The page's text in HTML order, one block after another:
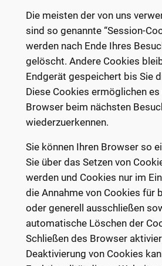
Die meisten der von uns
sind so genannte “Session-
werden nach Ende Ihres
gelöscht. Andere Cookies
Endgerät gespeichert bis Sie
Diese Cookies ermöglichen es
Browser beim nächsten
wiederzuerkennen.
Sie können Ihren Browser so
Sie über das Setzen von
werden und Cookies nur im
die Annahme von Cookies für
oder generell ausschließen
automatische Löschen der
Schließen des Browser
Deaktivierung von Cookies